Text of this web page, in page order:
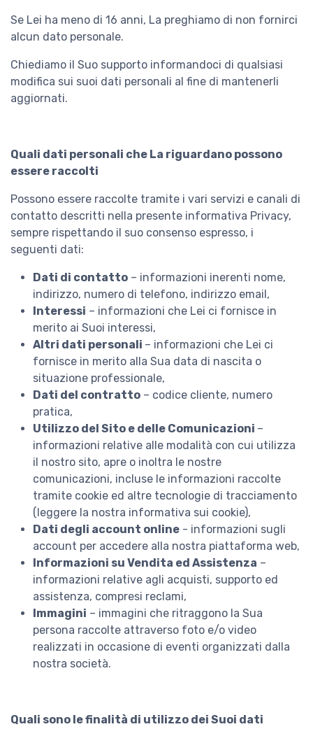
Se Lei ha meno di 16 anni, La preghiamo di non fornirci
alcun dato personale.
Chiediamo il Suo supporto informandoci di qualsiasi
modifica sui suoi dati personali al fine di mantenerli
aggiornati.
Quali dati personali che La riguardano possono
essere raccolti
Possono essere raccolte tramite i vari servizi e canali di
contatto descritti nella presente informativa Privacy,
sempre rispettando il suo consenso espresso, i
seguenti dati:
Dati di contatto – informazioni inerenti nome,
indirizzo, numero di telefono, indirizzo email,
Interessi – informazioni che Lei ci fornisce in
merito ai Suoi interessi,
Altri dati personali – informazioni che Lei ci
fornisce in merito alla Sua data di nascita o
situazione professionale,
Dati del contratto – codice cliente, numero
pratica,
Utilizzo del Sito e delle Comunicazioni –
informazioni relative alle modalità con cui utilizza
il nostro sito, apre o inoltra le nostre
comunicazioni, incluse le informazioni raccolte
tramite cookie ed altre tecnologie di tracciamento
(leggere la nostra informativa sui cookie),
Dati degli account online - informazioni sugli
account per accedere alla nostra piattaforma web,
Informazioni su Vendita ed Assistenza –
informazioni relative agli acquisti, supporto ed
assistenza, compresi reclami,
Immagini – immagini che ritraggono la Sua
persona raccolte attraverso foto e/o video
realizzati in occasione di eventi organizzati dalla
nostra società.
Quali sono le finalità di utilizzo dei Suoi dati